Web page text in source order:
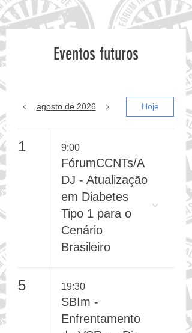
Eventos futuros
agosto de 2026 Hoje
9:00
FórumCCNTs/A
DJ - Atualização
em Diabetes
Tipo 1 para o
Cenário
Brasileiro